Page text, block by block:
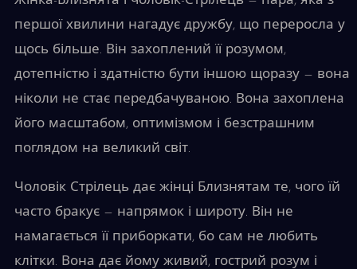
першої хвилини нагадує дружбу, що переросла у
щось більше. Він захоплений її розумом,
дотепністю і здатністю бути іншою щоразу — вона
ніколи не стає передбачуваною. Вона захоплена
його масштабом, оптимізмом і безстрашним
поглядом на великий світ.
Чоловік Стрілець дає жінці Близнятам те, чого їй
часто бракує — напрямок і широту. Він не
намагається її приборкати, бо сам не любить
клітки. Вона дає йому живий, гострий розум і